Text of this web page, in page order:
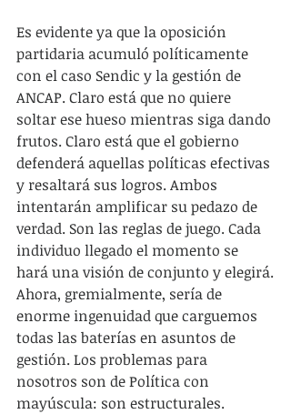
Es evidente ya que la oposición
partidaria acumuló políticamente
con el caso Sendic y la gestión de
ANCAP. Claro está que no quiere
soltar ese hueso mientras siga dando
frutos. Claro está que el gobierno
defenderá aquellas políticas efectivas
y resaltará sus logros. Ambos
intentarán amplificar su pedazo de
verdad. Son las reglas de juego. Cada
individuo llegado el momento se
hará una visión de conjunto y elegirá.
Ahora, gremialmente, sería de
enorme ingenuidad que carguemos
todas las baterías en asuntos de
gestión. Los problemas para
nosotros son de Política con
mayúscula: son estructurales.